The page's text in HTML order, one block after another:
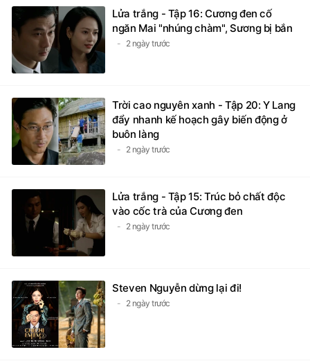
Lửa trắng - Tập 16: Cương đen cố
ngăn Mai "nhúng chàm", Sương bị bắn
2 ngày trước
Trời cao nguyên xanh - Tập 20: Y Lang
đẩy nhanh kế hoạch gây biến động ở
buôn làng
2 ngày trước
Lửa trắng - Tập 15: Trúc bỏ chất độc
vào cốc trà của Cương đen
2 ngày trước
Steven Nguyễn dừng lại đi!
2 ngày trước